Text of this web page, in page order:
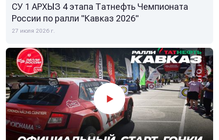
СУ 1 АРХЫЗ 4 этапа Татнефть Чемпионата
России по ралли "Кавказ 2026"
27 июля 2026 г.